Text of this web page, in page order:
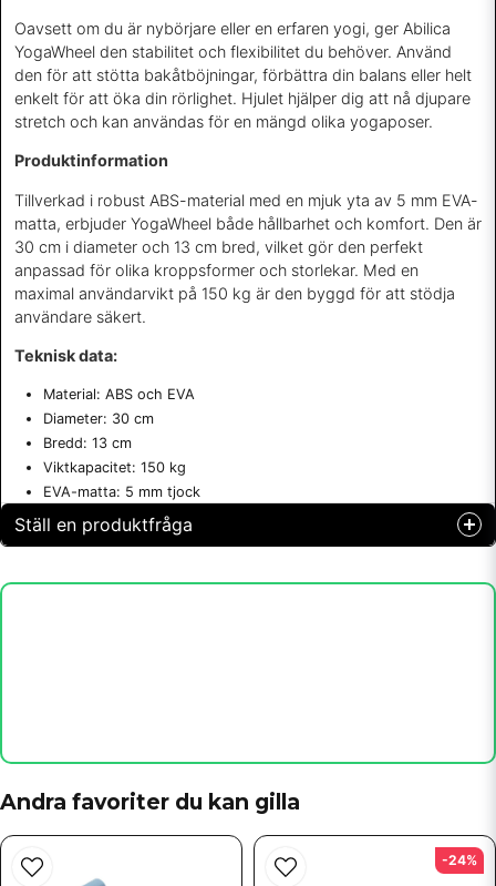
Oavsett om du är nybörjare eller en erfaren yogi, ger Abilica
YogaWheel den stabilitet och flexibilitet du behöver. Använd
den för att stötta bakåtböjningar, förbättra din balans eller helt
enkelt för att öka din rörlighet. Hjulet hjälper dig att nå djupare
stretch och kan användas för en mängd olika yogaposer.
Produktinformation
Tillverkad i robust ABS-material med en mjuk yta av 5 mm EVA-
matta, erbjuder YogaWheel både hållbarhet och komfort. Den är
30 cm i diameter och 13 cm bred, vilket gör den perfekt
anpassad för olika kroppsformer och storlekar. Med en
maximal användarvikt på 150 kg är den byggd för att stödja
användare säkert.
Teknisk data:
Material: ABS och EVA
Diameter: 30 cm
Bredd: 13 cm
Viktkapacitet: 150 kg
EVA-matta: 5 mm tjock
Ställ en produktfråga
Fråga oss något om denna produkten...
Mejladress
Andra favoriter du kan gilla
-24%